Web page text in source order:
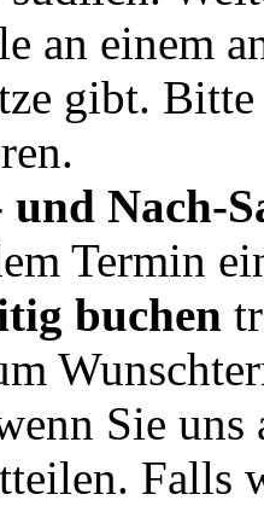
an einem
gibt.
und Nach-
Termin
buchen
Sie
Falls